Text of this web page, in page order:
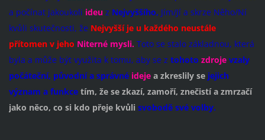
a počínat jakoukoli ideu z Nejvyššího, Jím/Jí a skrze Něho/Ní
kvůli skutečnosti, že Nejvyšší je u každého neustále
přítomen v jeho Niterné mysli. Toto se stalo základnou, která
byla a může být využita k tomu, aby se z tohoto zdrojevzaly
počáteční, původní a správné ideje a zkreslily se jejich
význam a funkcetím, že se zkazí, zamoří, znečistí a zmrzačí
jako něco, co si kdo přeje kvůli svobodě své volby.